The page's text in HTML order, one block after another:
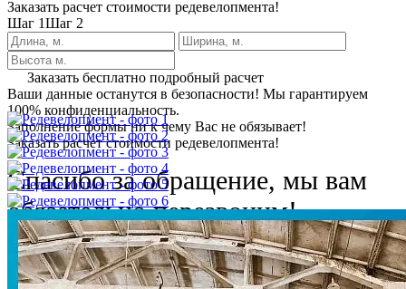
Заказать расчет стоимости редевелопмента!
Шаг 1Шаг 2
Заказать бесплатно подробный расчет
Ваши данные останутся в безопасности! Мы гарантируем
100% конфиденциальность.
Заполнение формы ни к чему Вас не обязывает!
Заказать расчет стоимости редевелопмента!
Спасибо за обращение, мы вам
обязательно перезвоним!
Повторить
Ваши данные останутся в безопасности! Мы гарантируем